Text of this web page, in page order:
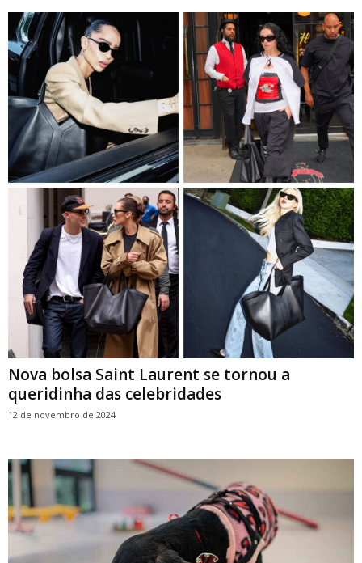
Nova bolsa Saint Laurent se tornou a
queridinha das celebridades
12 de novembro de 2024